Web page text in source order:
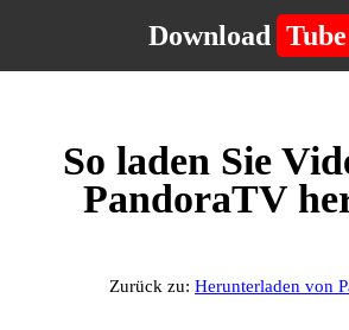
Download Tube
So laden Sie
PandoraTV
Zurück zu: Herunterladen von